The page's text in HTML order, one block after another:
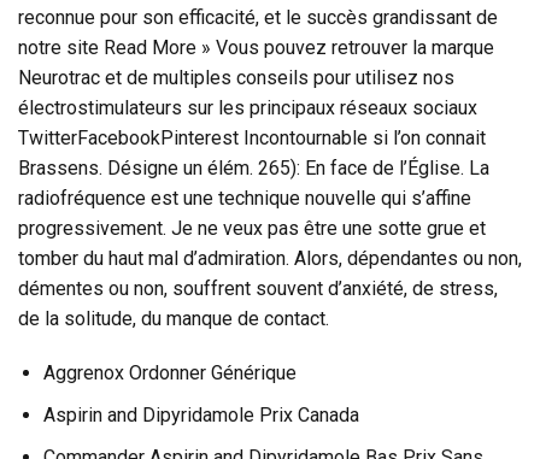
reconnue pour son efficacité, et le succès grandissant de
notre site Read More » Vous pouvez retrouver la marque
Neurotrac et de multiples conseils pour utilisez nos
électrostimulateurs sur les principaux réseaux sociaux
TwitterFacebookPinterest Incontournable si l’on connait
Brassens. Désigne un élém. 265): En face de l’Église. La
radiofréquence est une technique nouvelle qui s’affine
progressivement. Je ne veux pas être une sotte grue et
tomber du haut mal d’admiration. Alors, dépendantes ou non,
démentes ou non, souffrent souvent d’anxiété, de stress,
de la solitude, du manque de contact.
Aggrenox Ordonner Générique
Aspirin and Dipyridamole Prix Canada